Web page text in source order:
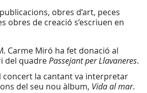
obres d’art, peces
obres de creació s’escriuen en
Carme Miró ha fet donació al
del quadrePassejant per Llavaneres.
concert la cantant va interpretar
del seu nou àlbum, Vida al mar.